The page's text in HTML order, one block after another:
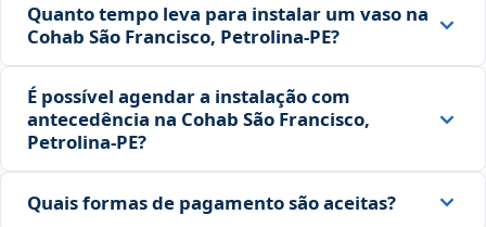
Quanto tempo leva para instalar um vaso na
Cohab São Francisco, Petrolina‑PE?
É possível agendar a instalação com
antecedência na Cohab São Francisco,
Petrolina‑PE?
Quais formas de pagamento são aceitas?